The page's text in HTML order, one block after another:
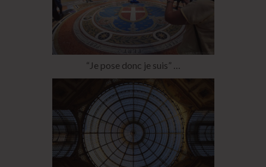
“Je pose donc je suis” …